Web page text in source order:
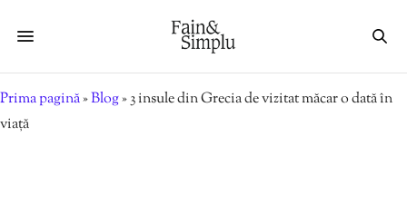
Prima pagină»Blog»3 insule din Grecia de vizitat măcar o dată în
viață